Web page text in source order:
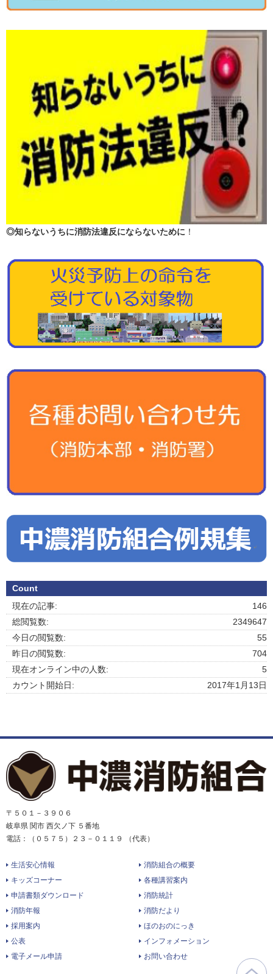
◎知らないうちに消防法違反にならないために ！
Count
146
現在の記事:
2349647
総閲覧数:
55
今日の閲覧数:
704
昨日の閲覧数:
5
現在オンライン中の人数:
2017年1月13日
カウント開始日:
〒５０１－３９０６
岐阜県 関市 西欠ノ下 ５番地
電話：（０５７５）２３－０１１９ （代表）
生活安心情報
消防組合の概要
キッズコーナー
各種講習案内
申請書類ダウンロード
消防統計
消防年報
消防だより
採用案内
ほのおのにっき
公表
インフォメーション
電子メール申請
お問い合わせ